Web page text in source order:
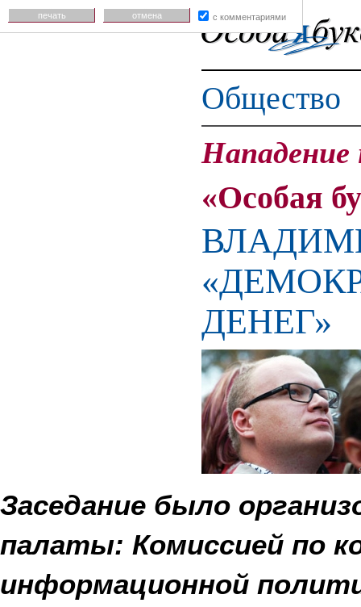
Общество
«Особая
ДЕНЕГ»
Заседание было
палаты: Комиссией по
информационной
печать отмена с комментариями